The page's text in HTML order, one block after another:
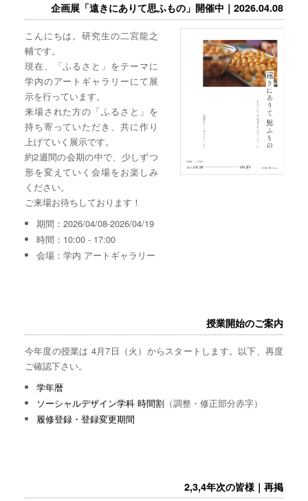
企画展「遠きにありて思ふもの」開催中｜2026.04.08
こんにちは。研究生の二宮龍之
輔です。
現在、「ふるさと」をテーマに
学内のアートギャラリーにて展
示を行っています。
来場された方の「ふるさと」を
持ち寄っていただき、共に作り
上げていく展示です。
約2週間の会期の中で、少しずつ
形を変えていく会場をお楽しみ
ください。
ご来場お待ちしております！
期間：2026/04/08-2026/04/19
時間：10:00 - 17:00
会場：学内 アートギャラリー
授業開始のご案内
今年度の授業は 4月7日（火）からスタートします。以下、再度
ご確認下さい。
学年暦
ソーシャルデザイン学科 時間割 （調整・修正部分赤字）
履修登録・登録変更期間
2,3,4年次の皆様｜再掲